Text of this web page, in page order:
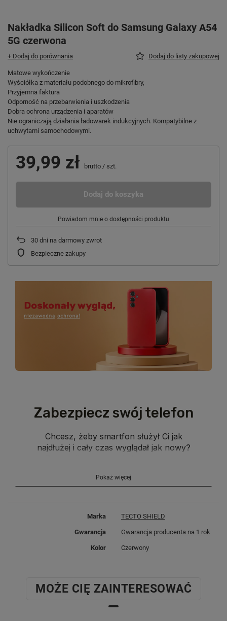
Nakładka Silicon Soft do Samsung Galaxy A54
5G czerwona
+ Dodaj do porównania Dodaj do listy zakupowej
Matowe wykończenie
Wyściółka z materiału podobnego do mikrofibry,
Przyjemna faktura
Odporność na przebarwienia i uszkodzenia
Dobra ochrona urządzenia i aparatów
Nie ograniczają działania ładowarek indukcyjnych. Kompatybilne z
uchwytami samochodowymi.
39,99 zł brutto / szt.
Dodaj do koszyka
Powiadom mnie o dostępności produktu
30 dni na darmowy zwrot
Bezpieczne zakupy
Zabezpiecz swój telefon
Chcesz, żeby smartfon służył Ci jak
najdłużej i cały czas wyglądał jak nowy?
sprzęt przed zarysowaniami i uderzeniami.
walory Twojego smartfona i doda mu
szyku.
Elegancka i skuteczna
Pokaż więcej
Marka TECTO SHIELD
Gwarancja Gwarancja producenta na 1 rok
Kolor Czerwony
MOŻE CIĘ ZAINTERESOWAĆ